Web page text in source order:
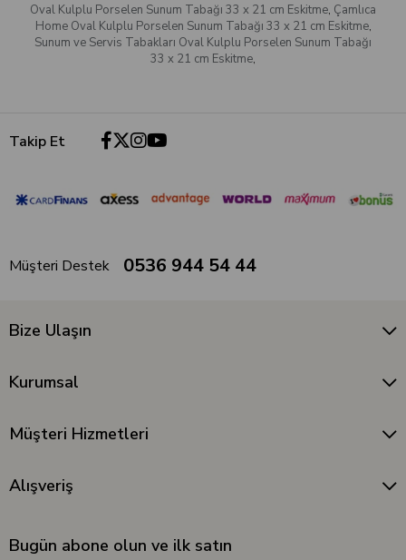
Oval Kulplu Porselen Sunum Tabağı 33 x 21 cm Eskitme, Çamlıca
Home Oval Kulplu Porselen Sunum Tabağı 33 x 21 cm Eskitme,
Sunum ve Servis Tabakları Oval Kulplu Porselen Sunum Tabağı
33 x 21 cm Eskitme,
Takip Et
Müşteri Destek 0536 944 54 44
Bize Ulaşın
Kurumsal
Müşteri Hizmetleri
Alışveriş
Bugün abone olun ve ilk satın